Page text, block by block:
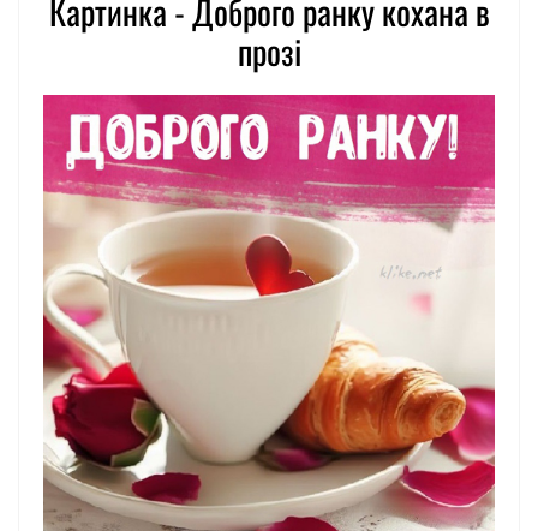
Картинка - Доброго ранку кохана в
прозі